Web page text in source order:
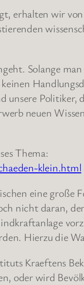
erhalten wir
Solange
unsere
neuen
Thema:
klein.html
eine große
nicht daran,
Hierzu die
Kraeftens
oder wird